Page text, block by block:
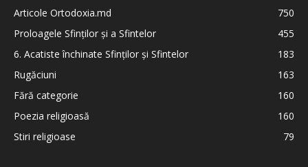
Articole Ortodoxia.md
750
Proloagele Sfinților și a Sfintelor
455
6. Acatiste închinate Sfinților și Sfintelor
183
Rugăciuni
163
Fără categorie
160
Poezia religioasă
160
Stiri religioase
79